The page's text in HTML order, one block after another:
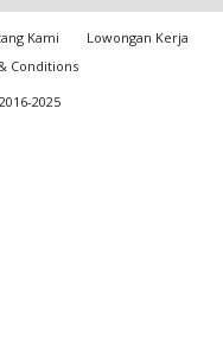
Kami
Lowongan Kerja
Conditions
2025